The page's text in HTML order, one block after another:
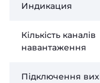
Индикация
Кількість каналів
навантаження
Підключення